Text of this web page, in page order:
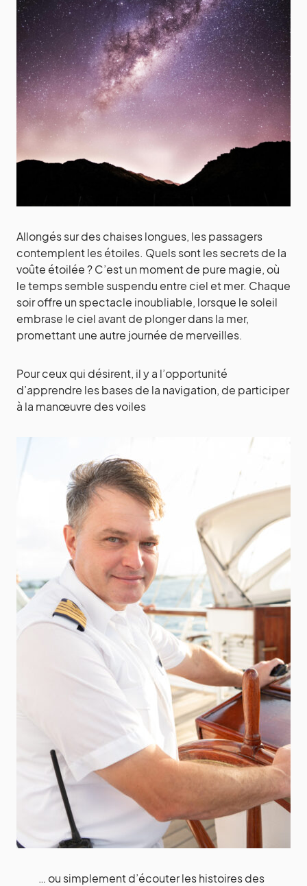
Allongés sur des chaises longues, les passagers
contemplent les étoiles. Quels sont les secrets de la
voûte étoilée ? C’est un moment de pure magie, où
le temps semble suspendu entre ciel et mer. Chaque
soir offre un spectacle inoubliable, lorsque le soleil
embrase le ciel avant de plonger dans la mer,
promettant une autre journée de merveilles.
Pour ceux qui désirent, il y a l’opportunité
d’apprendre les bases de la navigation, de participer
à la manœuvre des voiles
… ou simplement d’écouter les histoires des